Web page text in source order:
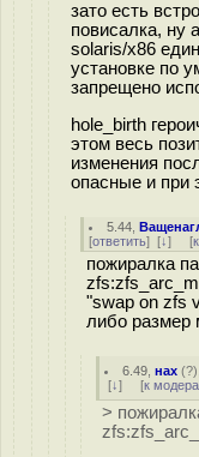
зато есть
повисалка, ну
solaris/x86
установке по
запрещено
hole_birth
этом весь
изменения
опасные и при
5.44 ,
[ответить] [↓] [
пожиралка
"swap on zfs
либо размер
6.49 ,нах (?
[↓] [к
>